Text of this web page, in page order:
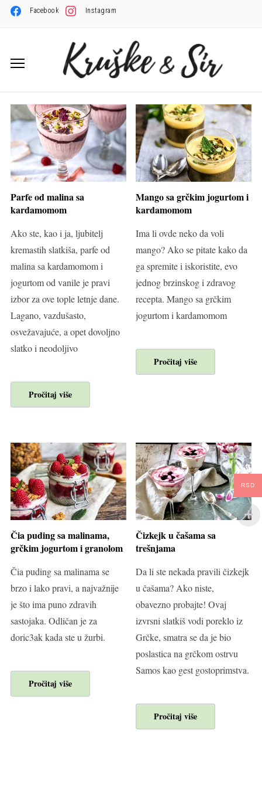
Facebook Instagram
Parfe od malina sa
kardamomom
Ako ste, kao i ja, ljubitelj
kremastih slatkiša, parfe od
malina sa kardamomom i
jogurtom od vanile je pravi
izbor za ove tople letnje dane.
Lagano, vazdušasto,
osvežavajuće, a opet dovoljno
slatko i neodoljivo
Pročitaj više
Mango sa grčkim jogurtom i
kardamomom
Ima li ovde neko da voli
mango? Ako se pitate kako da
ga spremite i iskoristite, evo
jednog brzinskog i zdravog
recepta. Mango sa grčkim
jogurtom i kardamomom
Pročitaj više
Čia puding sa malinama,
grčkim jogurtom i granolom
Čia puding sa malinama se
brzo i lako pravi, a najvažnije
je što ima puno zdravih
sastojaka. Odličan je za
doric3ak kada ste u žurbi.
Pročitaj više
Čizkejk u čašama sa
trešnjama
Da li ste nekada pravili čizkejk
u čašama? Ako niste,
obavezno probajte! Ovaj
izvrsni slatkiš vodi poreklo iz
Grčke, smatra se da je bio
poslastica na grčkom ostrvu
Samos kao gest gostoprimstva.
Pročitaj više
RSD